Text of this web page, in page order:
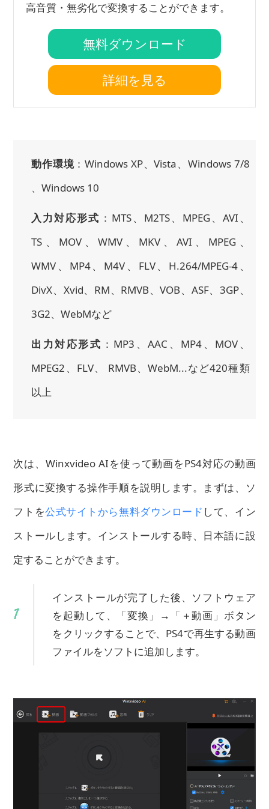
高音質・無劣化で変換することができます。
無料ダウンロード
詳細を見る
動作環境：Windows XP、Vista、Windows 7/8
、Windows 10
入力対応形式 ：MTS、M2TS、MPEG、AVI、
TS、MOV、WMV、MKV、AVI、MPEG、
WMV、MP4、M4V、FLV、H.264/MPEG-4、
DivX、Xvid、RM、RMVB、VOB、ASF、3GP、
3G2、WebMなど
出力対応形式 ：MP3、AAC、MP4、MOV、
MPEG2、FLV、 RMVB、WebM...など420種類
以上
次は、Winxvideo AIを使って動画をPS4対応の動画
形式に変換する操作手順を説明します。まずは、ソ
フトを公式サイトから無料ダウンロード して、イン
ストールします。インストールする時、日本語に設
定することができます。
インストールが完了した後、ソフトウェア
を起動して、「変換」→「＋動画」ボタン
をクリックすることで、PS4で再生する動画
ファイルをソフトに追加します。